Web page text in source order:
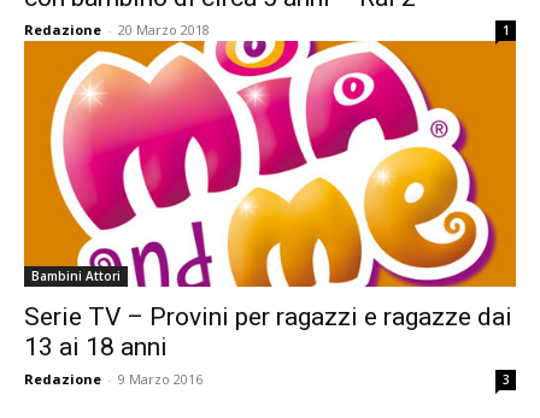
Redazione - 20 Marzo 2018 1
Bambini Attori
Serie TV – Provini per ragazzi e ragazze dai
13 ai 18 anni
Redazione - 9 Marzo 2016 3